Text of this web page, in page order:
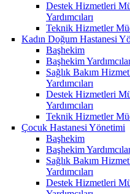
Destek Hizmetleri
Yardımcıları
Teknik Hizmetler
Kadın Doğum Hastanesi
Başhekim
Başhekim
Sağlık Bakım
Yardımcıları
Destek Hizmetleri
Yardımcıları
Teknik Hizmetler
Çocuk Hastanesi Yönetimi
Başhekim
Başhekim
Sağlık Bakım
Yardımcıları
Destek Hizmetleri